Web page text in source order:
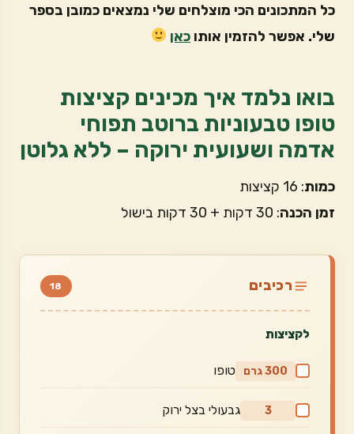
כל המתכונים הכי מוצלחים שלי נמצאים כמובן בספר
שלי. אפשר להזמין אותו כאן
בואו נלמד איך מכינים קציצות
טופו טבעוניות ברוטב תפוחי
אדמה ושעועית ירוקה – ללא גלוטן
כמות: 16 קציצות
זמן הכנה: 30 דקות + 30 דקות בישול
רכיבים 18
לקציצות
300 גרם טופו
3 גבעולי בצל ירוק